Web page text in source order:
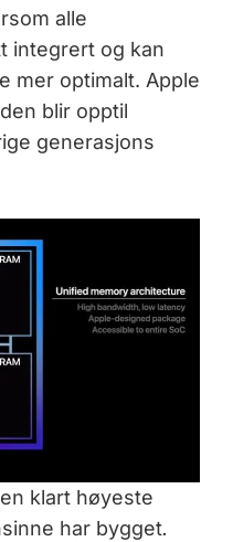
alle
integrert og kan
mer optimalt. Apple
blir opptil
generasjons
klart høyeste
har bygget.